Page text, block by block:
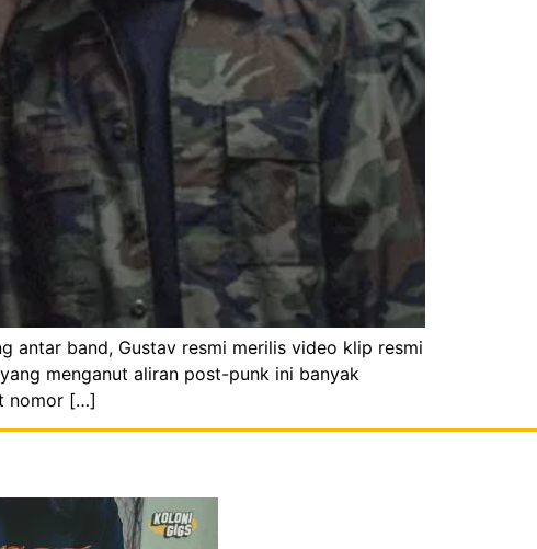
antar band, Gustav resmi merilis video klip resmi
menganut aliran post-punk ini banyak
nomor […]